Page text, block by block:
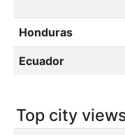
Honduras
Ecuador
Top city